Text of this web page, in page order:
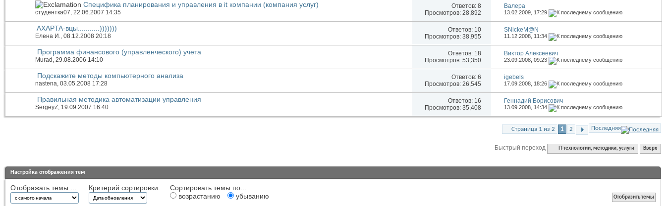
Специфика планирования и управления в it компании (компания услуг)
студентка07, 22.06.2007 14:35
Ответов: 8
Просмотров: 28,892
Валера
13.02.2009, 17:29
AXAPTA-вцы...........)))))))
Елена И., 08.12.2008 20:18
Ответов: 10
Просмотров: 38,955
SNickeM@N
11.12.2008, 11:34
Программа финансового (управленческого) учета
Murad , 29.08.2006 14:10
Ответов: 18
Просмотров: 53,350
Виктор Алексеевич
23.09.2008,09:23
Подскажите методы компьютерного анализа
nastena, 03.05.2008 17:28
Ответов: 6
Просмотров: 26,545
igebels
17.09.2008, 18:26
Правильная методика автоматизации управления
SergeyZ, 19.09.2007 16:40
Ответов: 16
Просмотров: 35,408
Геннадий Борисович
13.09.2008, 14:34
Страница 1 из 2 1 2 Последняя
Быстрый переход IT-технологии, методики, услуги Вверх
Настройка отображения тем
Отображать темы ... Критерий сортировки:
Сортировать темы по...
возрастанию
убыванию